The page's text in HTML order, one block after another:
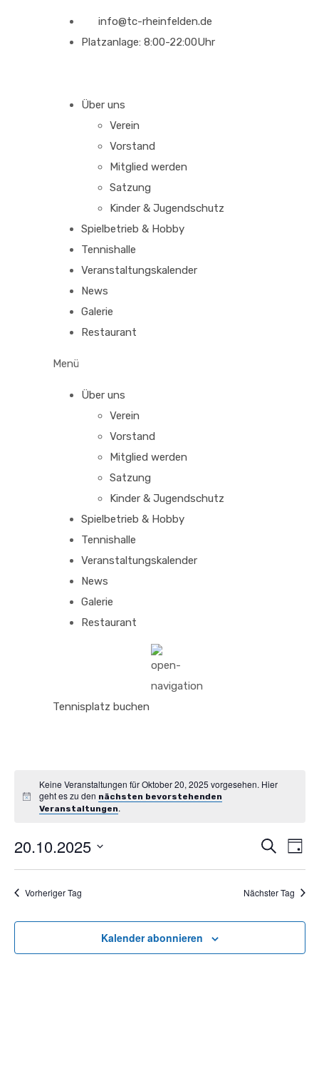
info@tc-rheinfelden.de
Platzanlage: 8:00-22:00Uhr
Über uns
Verein
Vorstand
Mitglied werden
Satzung
Kinder & Jugendschutz
Spielbetrieb & Hobby
Tennishalle
Veranstaltungskalender
News
Galerie
Restaurant
Menü
Über uns
Verein
Vorstand
Mitglied werden
Satzung
Kinder & Jugendschutz
Spielbetrieb & Hobby
Tennishalle
Veranstaltungskalender
News
Galerie
Restaurant
Tennisplatz buchen
Keine Veranstaltungen für Oktober 20, 2025 vorgesehen. Hier
geht es zu den nächsten bevorstehenden
Veranstaltungen.
und
Suche
Tag
20.10.2025
Datum
wählen.
Vorheriger Tag Nächster Tag
Kalender abonnieren